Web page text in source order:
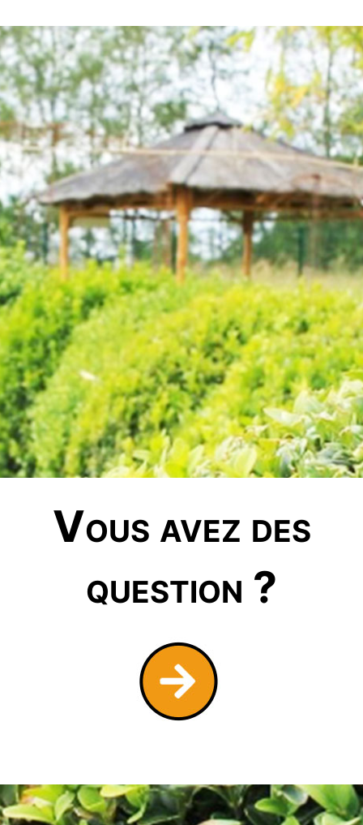
Vous avez des
question ?